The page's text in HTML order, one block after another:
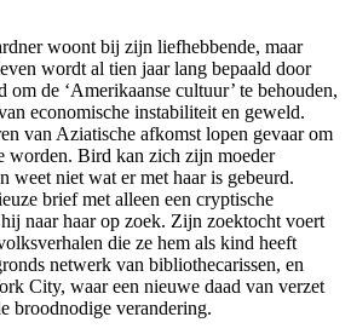
woont bij zijn liefhebbende, maar
wordt al tien jaar lang bepaald door
om de ‘Amerikaanse cultuur’ te behouden,
economische instabiliteit en geweld.
van Aziatische afkomst lopen gevaar om
worden. Bird kan zich zijn moeder
weet niet wat er met haar is gebeurd.
brief met alleen een cryptische
naar haar op zoek. Zijn zoektocht voert
die ze hem als kind heeft
netwerk van bibliothecarissen, en
City, waar een nieuwe daad van verzet
broodnodige verandering.